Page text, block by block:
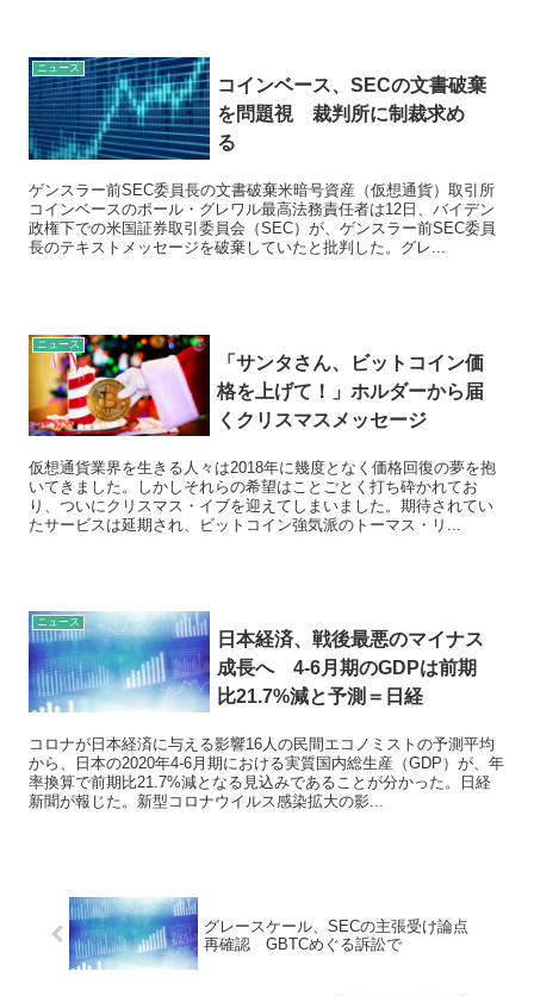
ニュース
コインベース、SECの文書破棄
を問題視 裁判所に制裁求め
る
ゲンスラー前SEC委員長の文書破棄米暗号資産（仮想通貨）取引所
コインベースのポール・グレワル最高法務責任者は12日、バイデン
政権下での米国証券取引委員会（SEC）が、ゲンスラー前SEC委員
長のテキストメッセージを破棄していたと批判した。グレ...
ニュース
「サンタさん、ビットコイン価
格を上げて！」ホルダーから届
くクリスマスメッセージ
仮想通貨業界を生きる人々は2018年に幾度となく価格回復の夢を抱
いてきました。しかしそれらの希望はことごとく打ち砕かれてお
り、ついにクリスマス・イブを迎えてしまいました。期待されてい
たサービスは延期され、ビットコイン強気派のトーマス・リ...
ニュース
日本経済、戦後最悪のマイナス
成長へ 4-6月期のGDPは前期
比21.7%減と予測＝日経
コロナが日本経済に与える影響16人の民間エコノミストの予測平均
から、日本の2020年4-6月期における実質国内総生産（GDP）が、年
率換算で前期比21.7%減となる見込みであることが分かった。日経
新聞が報じた。新型コロナウイルス感染拡大の影...
グレースケール、SECの主張受け論点
再確認 GBTCめぐる訴訟で